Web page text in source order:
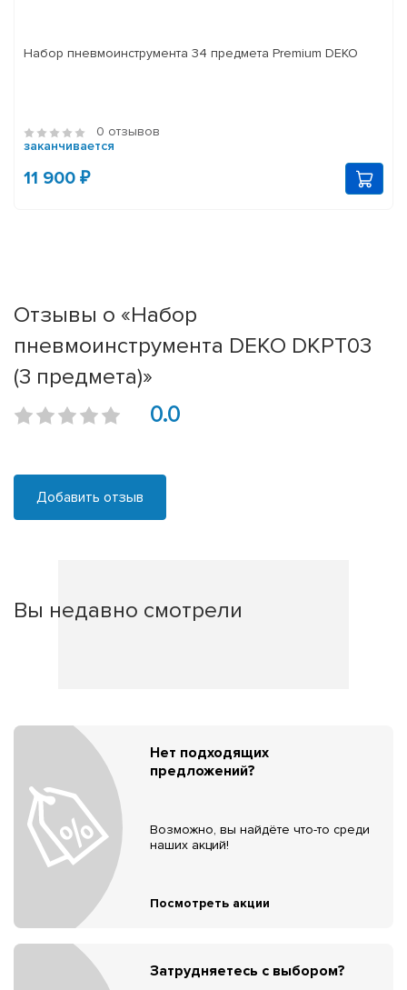
Набор пневмоинструмента 34 предмета Premium DEKO
0 отзывов
заканчивается
11 900 ₽
Отзывы о «Набор
пневмоинструмента DEKO DKPT03
(3 предмета)»
0.0
Добавить отзыв
Вы недавно смотрели
Нет подходящих
предложений?
Возможно, вы найдёте что-то среди
наших акций!
Посмотреть акции
Затрудняетесь с выбором?